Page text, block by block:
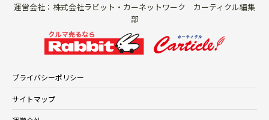
運営会社：株式会社ラビット・カーネットワーク カーティクル編集
部
プライバシーポリシー
サイトマップ